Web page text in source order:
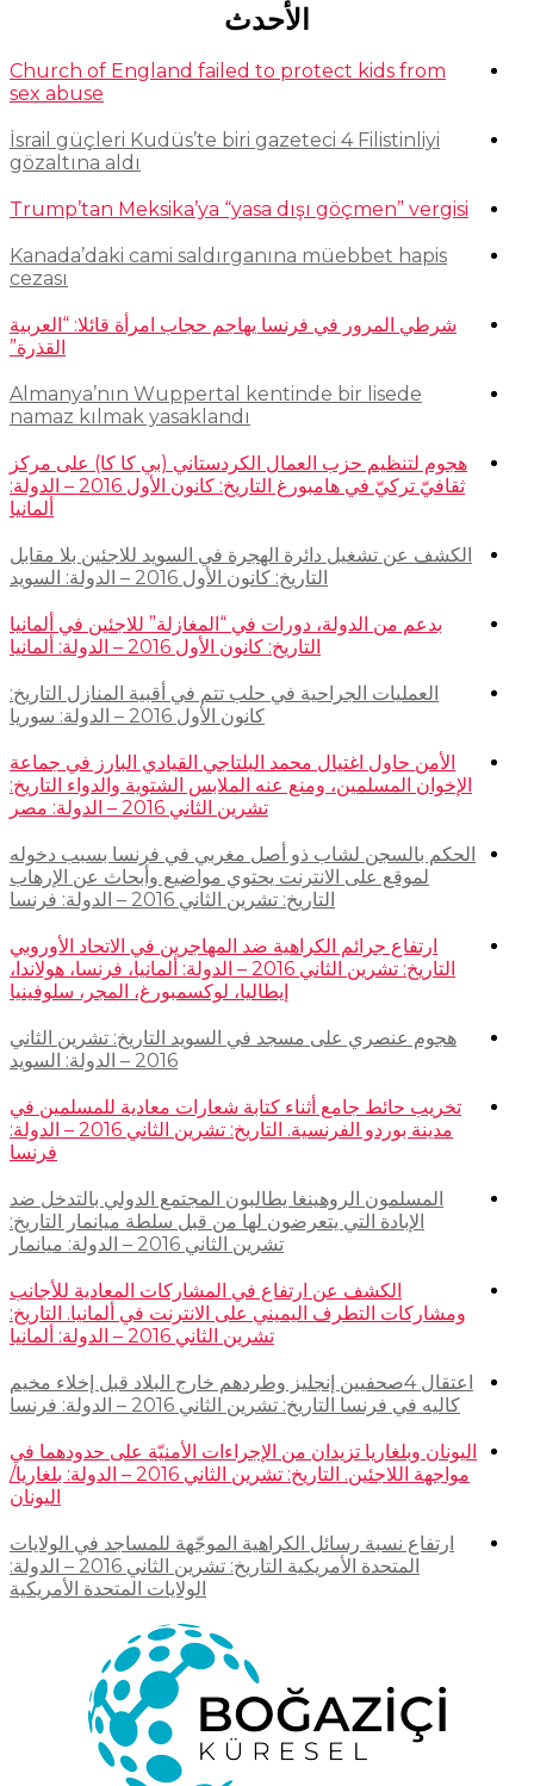
الأحدث
Church of England failed to protect kids from
sex abuse
İsrail güçleri Kudüs’te biri gazeteci 4 Filistinliyi
gözaltına aldı
Trump’tan Meksika’ya “yasa dışı göçmen” vergisi
Kanada’daki cami saldırganına müebbet hapis
cezası
شرطي المرور في فرنسا يهاجم حجاب امرأة قائلا: “العربية
القذرة”
Almanya’nın Wuppertal kentinde bir lisede
namaz kılmak yasaklandı
هجوم لتنظيم حزب العمال الكردستاني (بي كا كا) على مركز
ثقافيّ تركيّ في هامبورغ التاريخ: كانون الأول 2016 – الدولة:
ألمانيا
الكشف عن تشغيل دائرة الهجرة في السويد للاجئين بلا مقابل
التاريخ: كانون الأول 2016 – الدولة: السويد
بدعم من الدولة، دورات في “المغازلة” للاجئين في ألمانيا
التاريخ: كانون الأول 2016 – الدولة: ألمانيا
العمليات الجراحية في حلب تتم في أقبية المنازل التاريخ:
كانون الأول 2016 – الدولة: سوريا
الأمن حاول اغتيال محمد البلتاجي القيادي البارز في جماعة
الإخوان المسلمين، ومنع عنه الملابس الشتوية والدواء التاريخ:
تشرين الثاني 2016 – الدولة: مصر
الحكم بالسجن لشاب ذو أصل مغربي في فرنسا بسبب دخوله
لموقع على الانترنت يحتوي مواضيع وأبحاث عن الإرهاب
التاريخ: تشرين الثاني 2016 – الدولة: فرنسا
ارتفاع جرائم الكراهية ضد المهاجرين في الاتحاد الأوروبي
التاريخ: تشرين الثاني 2016 – الدولة: ألمانيا، فرنسا، هولاندا،
إيطاليا، لوكسمبورغ، المجر، سلوفينيا
هجوم عنصري على مسجد في السويد التاريخ: تشرين الثاني
2016 – الدولة: السويد
تخريب حائط جامع أثناء كتابة شعارات معادية للمسلمين في
مدينة بوردو الفرنسية. التاريخ: تشرين الثاني 2016 – الدولة:
فرنسا
المسلمون الروهينغا يطالبون المجتمع الدولي بالتدخل ضد
الإبادة التي يتعرضون لها من قبل سلطة ميانمار التاريخ:
تشرين الثاني 2016 – الدولة: ميانمار
الكشف عن ارتفاع في المشاركات المعادية للأجانب
ومشاركات التطرف اليميني على الانترنت في ألمانيا. التاريخ:
تشرين الثاني 2016 – الدولة: ألمانيا
اعتقال 4صحفيين إنجليز وطردهم خارج البلاد قبل إخلاء مخيم
كاليه في فرنسا التاريخ: تشرين الثاني 2016 – الدولة: فرنسا
اليونان وبلغاريا تزيدان من الإجراءات الأمنيّة على حدودهما في
مواجهة اللاجئين. التاريخ: تشرين الثاني 2016 – الدولة: بلغاريا/
اليونان
ارتفاع نسبة رسائل الكراهية الموجّهة للمساجد في الولايات
المتحدة الأمريكية التاريخ: تشرين الثاني 2016 – الدولة:
الولايات المتحدة الأمريكية